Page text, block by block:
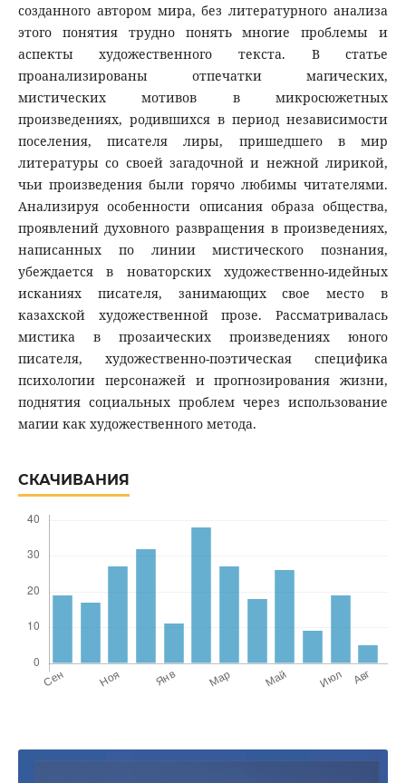
созданного автором мира, без литературного анализа
этого понятия трудно понять многие проблемы и
аспекты художественного текста. В статье
проанализированы отпечатки магических,
мистических мотивов в микросюжетных
произведениях, родившихся в период независимости
поселения, писателя лиры, пришедшего в мир
литературы co своей загадочной и нежной лирикой,
чьи произведения были горячо любимы читателями.
Анализируя особенности описания образа общества,
проявлений духовного развращения в произведениях,
написанных по линии мистического познания,
убеждается в новаторских художественно-идейных
исканиях писателя, занимающих свое место в
казахской художественной прозе. Рассматривалась
мистика в прозаических произведениях юного
писателя, художественно-поэтическая специфика
психологии персонажей и прогнозирования жизни,
поднятия социальных проблем через использование
магии как художественного метода.
СКАЧИВАНИЯ